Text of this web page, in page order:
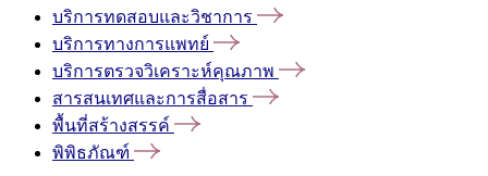
บริการทดสอบและวิชาการ
บริการทางการแพทย์
บริการตรวจวิเคราะห์คุณภาพ
สารสนเทศและการสื่อสาร
พื้นที่สร้างสรรค์
พิพิธภัณฑ์